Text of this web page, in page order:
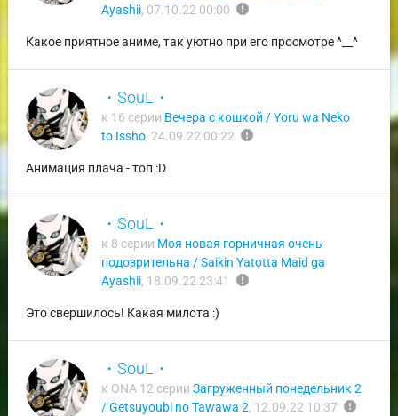
Ayashii, 07.10.22 00:00 report
Какое приятное аниме, так уютно при его просмотре ^__^
・SouL・
к 16 серии Вечера с кошкой / Yoru wa Neko
to Issho, 24.09.22 00:22 report
Анимация плача - топ :D
・SouL・
к 8 серии Моя новая горничная очень
подозрительна / Saikin Yatotta Maid ga
Ayashii, 18.09.22 23:41 report
Это свершилось! Какая милота :)
・SouL・
к ONA 12 серии Загруженный понедельник 2
/ Getsuyoubi no Tawawa 2, 12.09.22 10:37 report